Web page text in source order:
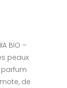
BIO –
peaux
parfum
de